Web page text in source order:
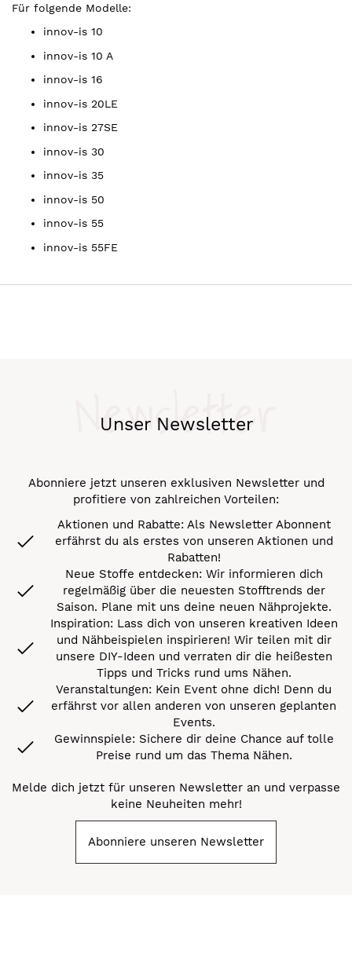
Für folgende Modelle:
innov-is 10
innov-is 10 A
innov-is 16
innov-is 20LE
innov-is 27SE
innov-is 30
innov-is 35
innov-is 50
innov-is 55
innov-is 55FE
Unser Newsletter
Newsletter
Abonniere jetzt unseren exklusiven Newsletter und
profitiere von zahlreichen Vorteilen:
Aktionen und Rabatte: Als Newsletter Abonnent
erfährst du als erstes von unseren Aktionen und
Rabatten!
Neue Stoffe entdecken: Wir informieren dich
regelmäßig über die neuesten Stofftrends der
Saison. Plane mit uns deine neuen Nähprojekte.
Inspiration: Lass dich von unseren kreativen Ideen
und Nähbeispielen inspirieren! Wir teilen mit dir
unsere DIY-Ideen und verraten dir die heißesten
Tipps und Tricks rund ums Nähen.
Veranstaltungen: Kein Event ohne dich! Denn du
erfährst vor allen anderen von unseren geplanten
Events.
Gewinnspiele: Sichere dir deine Chance auf tolle
Preise rund um das Thema Nähen.
Melde dich jetzt für unseren Newsletter an und verpasse
keine Neuheiten mehr!
Abonniere unseren Newsletter